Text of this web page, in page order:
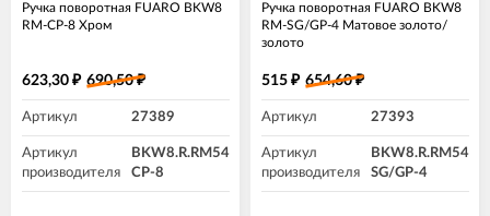
Ручка поворотная FUARO BKW8
RM-CP-8 Хром
623,30 ₽ 690,50₽
Артикул 27389
Артикул
производителя
BKW8.R.RM54
CP-8
Ручка поворотная FUARO BKW8
RM-SG/GP-4 Матовое золото/
золото
515 ₽ 654,60₽
Артикул 27393
Артикул
производителя
BKW8.R.RM54
SG/GP-4